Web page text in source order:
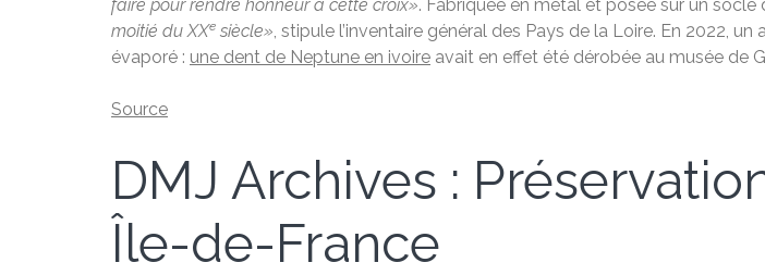
faire pour rendre honneur à cette croix». Fabriquée en métal et posée sur un
moitié du XXe siècle», stipule l’inventaire général des Pays de la Loire. En 2022,
évaporé : une dent de Neptune en ivoire avait en effet été dérobée au musée de
Source
DMJ Archives :
Île-de-France